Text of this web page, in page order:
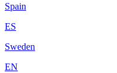
Spain
ES
Sweden
EN